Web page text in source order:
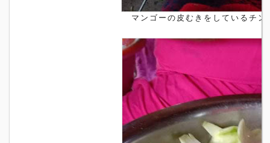
マンゴーの皮むきをしているチン